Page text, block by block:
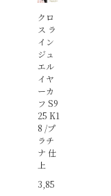
クロ
ス ラ
イン
ジュ
エル
イヤ
ーカ
フ S9
25 K1
8 /プ
ラチ
ナ 仕
上
3,85